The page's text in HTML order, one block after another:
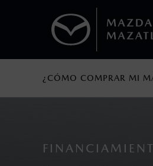
¿CÓMO COMPRAR MI
1
Los precios y